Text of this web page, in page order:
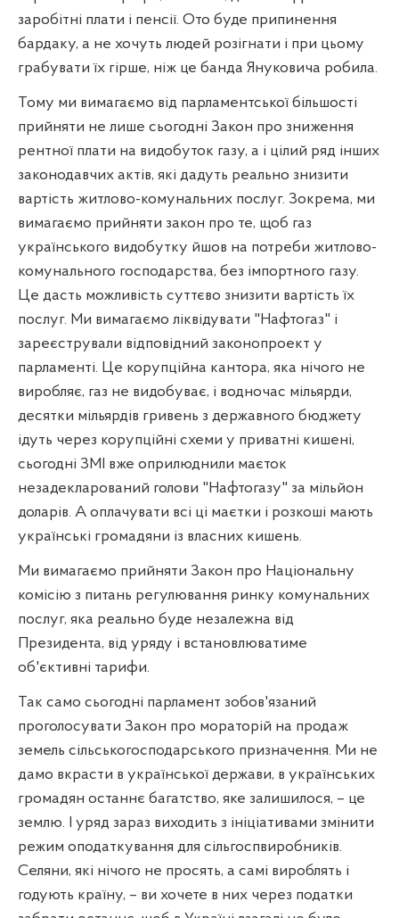
заробітні плати і пенсії. Ото буде припинення
бардаку, а не хочуть людей розігнати і при цьому
грабувати їх гірше, ніж це банда Януковича робила.
Тому ми вимагаємо від парламентської більшості
прийняти не лише сьогодні Закон про зниження
рентної плати на видобуток газу, а і цілий ряд інших
законодавчих актів, які дадуть реально знизити
вартість житлово-комунальних послуг. Зокрема, ми
вимагаємо прийняти закон про те, щоб газ
українського видобутку йшов на потреби житлово-
комунального господарства, без імпортного газу.
Це дасть можливість суттєво знизити вартість їх
послуг. Ми вимагаємо ліквідувати "Нафтогаз" і
зареєстрували відповідний законопроект у
парламенті. Це корупційна кантора, яка нічого не
виробляє, газ не видобуває, і водночас мільярди,
десятки мільярдів гривень з державного бюджету
ідуть через корупційні схеми у приватні кишені,
сьогодні ЗМІ вже оприлюднили маєток
незадекларований голови "Нафтогазу" за мільйон
доларів. А оплачувати всі ці маєтки і розкоші мають
українські громадяни із власних кишень.
Ми вимагаємо прийняти Закон про Національну
комісію з питань регулювання ринку комунальних
послуг, яка реально буде незалежна від
Президента, від уряду і встановлюватиме
об'єктивні тарифи.
Так само сьогодні парламент зобов'язаний
проголосувати Закон про мораторій на продаж
земель сільськогосподарського призначення. Ми не
дамо вкрасти в української держави, в українських
громадян останнє багатство, яке залишилося, – це
землю. І уряд зараз виходить з ініціативами змінити
режим оподаткування для сільгоспвиробників.
Селяни, які нічого не просять, а самі вироблять і
годують країну, – ви хочете в них через податки